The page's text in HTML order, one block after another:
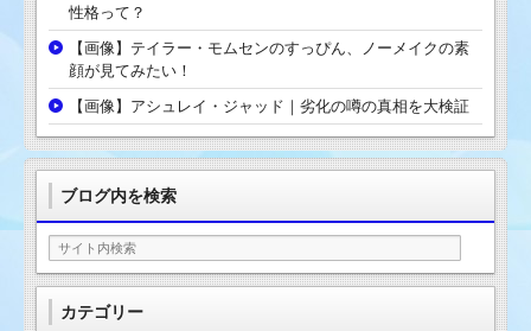
性格って？
【画像】テイラー・モムセンのすっぴん、ノーメイクの素
顔が見てみたい！
【画像】アシュレイ・ジャッド｜劣化の噂の真相を大検証
ブログ内を検索
カテゴリー